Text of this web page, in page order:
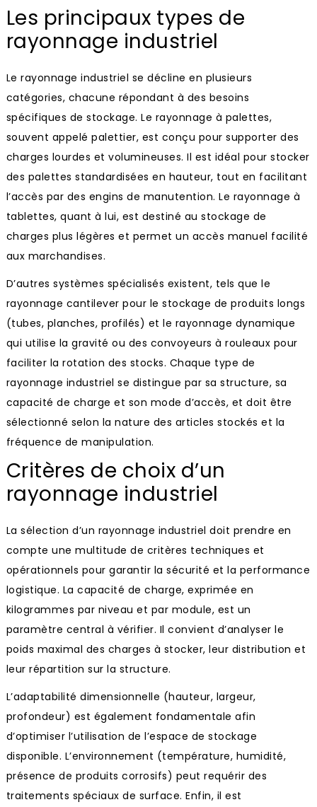
Les principaux types de
rayonnage industriel
Le rayonnage industriel se décline en plusieurs
catégories, chacune répondant à des besoins
spécifiques de stockage. Le rayonnage à palettes,
souvent appelé palettier, est conçu pour supporter des
charges lourdes et volumineuses. Il est idéal pour stocker
des palettes standardisées en hauteur, tout en facilitant
l’accès par des engins de manutention. Le rayonnage à
tablettes, quant à lui, est destiné au stockage de
charges plus légères et permet un accès manuel facilité
aux marchandises.
D’autres systèmes spécialisés existent, tels que le
rayonnage cantilever pour le stockage de produits longs
(tubes, planches, profilés) et le rayonnage dynamique
qui utilise la gravité ou des convoyeurs à rouleaux pour
faciliter la rotation des stocks. Chaque type de
rayonnage industriel se distingue par sa structure, sa
capacité de charge et son mode d’accès, et doit être
sélectionné selon la nature des articles stockés et la
fréquence de manipulation.
Critères de choix d’un
rayonnage industriel
La sélection d’un rayonnage industriel doit prendre en
compte une multitude de critères techniques et
opérationnels pour garantir la sécurité et la performance
logistique. La capacité de charge, exprimée en
kilogrammes par niveau et par module, est un
paramètre central à vérifier. Il convient d’analyser le
poids maximal des charges à stocker, leur distribution et
leur répartition sur la structure.
L’adaptabilité dimensionnelle (hauteur, largeur,
profondeur) est également fondamentale afin
d’optimiser l’utilisation de l’espace de stockage
disponible. L’environnement (température, humidité,
présence de produits corrosifs) peut requérir des
traitements spéciaux de surface. Enfin, il est